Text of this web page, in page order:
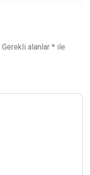
Gerekli alanlar * ile